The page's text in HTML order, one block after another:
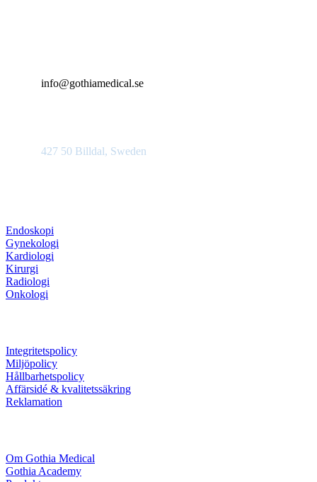
info@gothiamedical.se
427 50 Billdal, Sweden
Endoskopi
Gynekologi
Kardiologi
Kirurgi
Radiologi
Onkologi
Integritetspolicy
Miljöpolicy
Hållbarhetspolicy
Affärsidé & kvalitetssäkring
Reklamation
Om Gothia Medical
Gothia Academy